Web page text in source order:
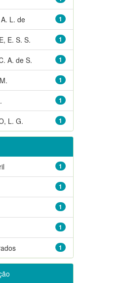
1
L. de
1
E. S. S.
1
A. de S.
1
1
1
L. G.
1
1
1
1
1